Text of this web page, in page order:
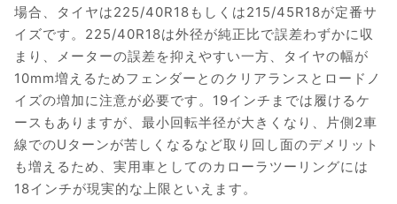
場合、タイヤは225/40R18もしくは215/45R18が定番サ
イズです。225/40R18は外径が純正比で誤差わずかに収
まり、メーターの誤差を抑えやすい一方、タイヤの幅が
10mm増えるためフェンダーとのクリアランスとロードノ
イズの増加に注意が必要です。19インチまでは履けるケ
ースもありますが、最小回転半径が大きくなり、片側2車
線でのUターンが苦しくなるなど取り回し面のデメリット
も増えるため、実用車としてのカローラツーリングには
18インチが現実的な上限といえます。